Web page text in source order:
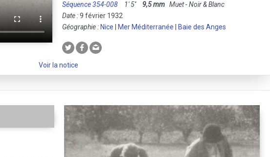
Séquence 354-008 1' 5'' 9,5 mm Muet - Noir & Blanc
Date :9 février 1932
Géographie : Nice Mer Méditerranée Baie des Anges
Voir la notice